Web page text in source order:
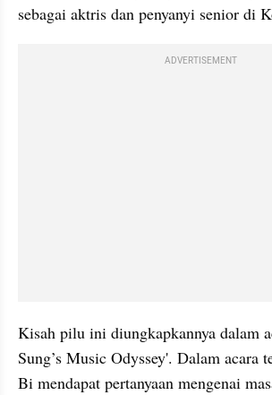
sebagai aktris dan penyanyi senior di
ADVERTISEMENT
Kisah pilu ini diungkapkannya dalam
Sung’s Music Odyssey'. Dalam acara
Bi mendapat pertanyaan mengenai